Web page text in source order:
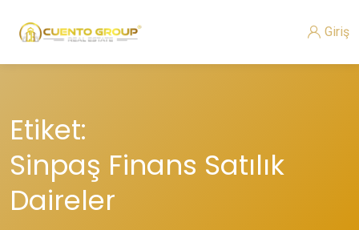
Giriş
Etiket:
Sinpaş Finans Satılık
Daireler